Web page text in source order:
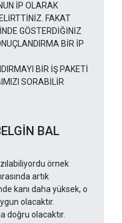
İP OLARAK
FAKAT
GÖSTERDİĞİNİZ
BİR İP
BİR İŞ PAKETİ
SORABİLİR
BAL
örnek
artık
kanı daha yüksek, o
olacaktır.
doğru olacaktır.